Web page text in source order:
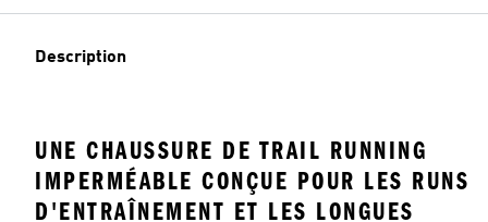
Description
UNE CHAUSSURE DE TRAIL RUNNING
IMPERMÉABLE CONÇUE POUR LES RUNS
D'ENTRAÎNEMENT ET LES LONGUES